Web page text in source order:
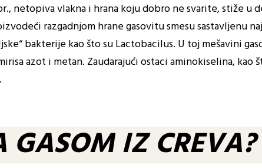
netopiva vlakna i hrana koju dobro ne svarite, stiže u
razgadnjom hrane gasovitu smesu sastavljenu
bakterije kao što su Lactobacilus. U toj mešavini
azot i metan. Zaudarajući ostaci aminokiselina, kao
GASOM IZ CREVA?